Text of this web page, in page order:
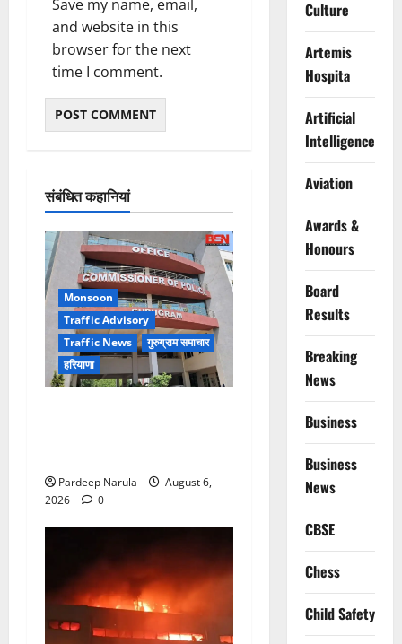
Save my name, email,
and website in this
browser for the next
time I comment.
संबंधित कहानियां
Monsoon
Traffic Advisory
Traffic News
गुरुग्राम समाचार
हरियाणा
Pardeep Narula
August 6,
2026
0
Culture
Artemis
Hospita
Artificial
Intelligence
Aviation
Awards &
Honours
Board
Results
Breaking
News
Business
Business
News
CBSE
Chess
Child Safety